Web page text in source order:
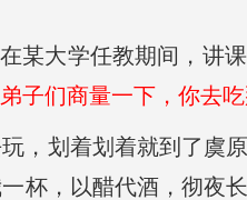
某大学任教期间，讲
子们商量一下，你去
，划着划着就到了虞
杯，以醋代酒，彻夜